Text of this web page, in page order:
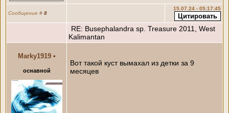
Сообщение # 8
15.07.24 - 05:17:45
RE: Busephalandra sp. Treasure 2011, West
Kalimantan
Marky1919 •
оснавной
Вот такой куст вымахал из детки за 9
месяцев